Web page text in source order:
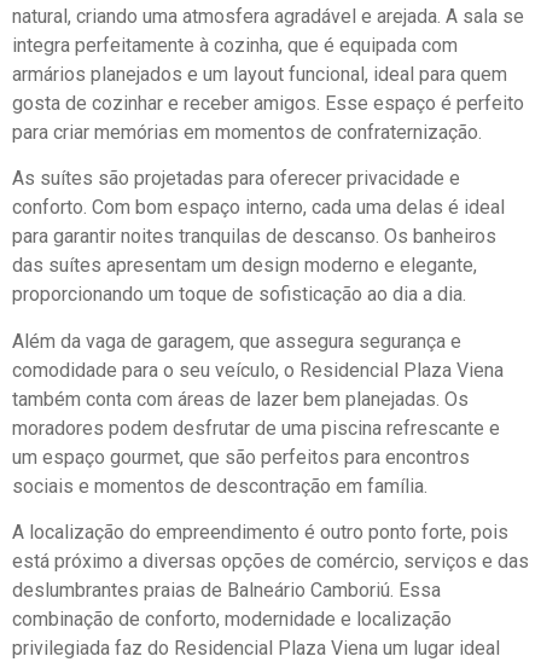
natural, criando uma atmosfera agradável e arejada. A sala se
integra perfeitamente à cozinha, que é equipada com
armários planejados e um layout funcional, ideal para quem
gosta de cozinhar e receber amigos. Esse espaço é perfeito
para criar memórias em momentos de confraternização.
As suítes são projetadas para oferecer privacidade e
conforto. Com bom espaço interno, cada uma delas é ideal
para garantir noites tranquilas de descanso. Os banheiros
das suítes apresentam um design moderno e elegante,
proporcionando um toque de sofisticação ao dia a dia.
Além da vaga de garagem, que assegura segurança e
comodidade para o seu veículo, o Residencial Plaza Viena
também conta com áreas de lazer bem planejadas. Os
moradores podem desfrutar de uma piscina refrescante e
um espaço gourmet, que são perfeitos para encontros
sociais e momentos de descontração em família.
A localização do empreendimento é outro ponto forte, pois
está próximo a diversas opções de comércio, serviços e das
deslumbrantes praias de Balneário Camboriú. Essa
combinação de conforto, modernidade e localização
privilegiada faz do Residencial Plaza Viena um lugar ideal